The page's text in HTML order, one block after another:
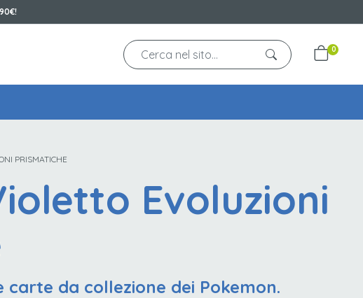
0
PRISMATICHE
Evoluzioni
carte da collezione dei Pokemon.